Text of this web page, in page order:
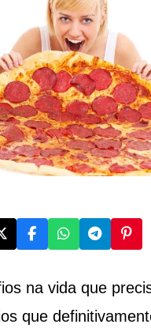
na vida que
que